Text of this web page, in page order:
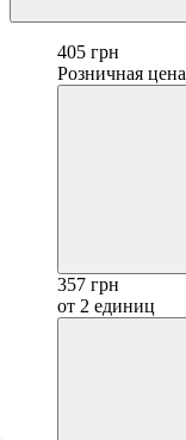
405 грн
Розничная цена
357 грн
от 2 единиц